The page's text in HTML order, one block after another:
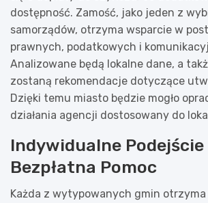
dostępność. Zamość, jako jeden z
samorządów, otrzyma wsparcie w
prawnych, podatkowych i
Analizowane będą lokalne dane, a
zostaną rekomendacje dotyczące
Dzięki temu miasto będzie mogło
działania agencji dostosowany do
Indywidualne Podejście
Bezpłatna Pomoc
Każda z wytypowanych gmin